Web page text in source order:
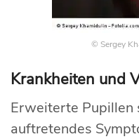
© Sergey
Krankheiten und
Erweiterte Pupillen
auftretendes